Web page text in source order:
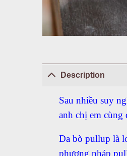
Description
Sau nhiều suy
anh chị em cùng
Da bò pullup là
phương pháp